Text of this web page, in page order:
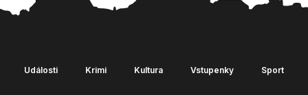
Události Krimi Kultura Vstupenky Sport